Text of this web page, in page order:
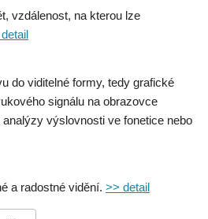
vzdálenost, na kterou lze
do viditelné formy, tedy grafické
signálu na obrazovce
výslovnosti ve fonetice nebo
a radostné vidění. >> detail